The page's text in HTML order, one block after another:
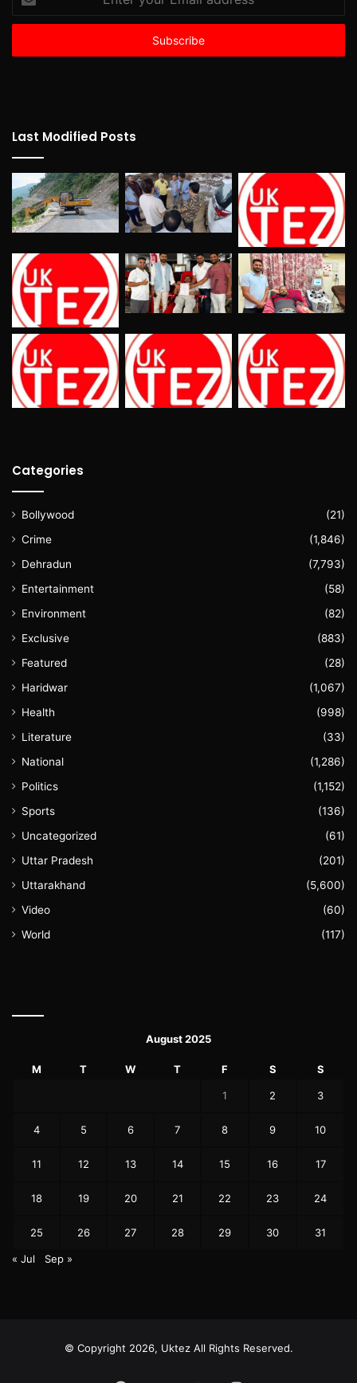
your
Email
Last Modified Posts
Categories
Bollywood
(21)
Crime
(1,846)
Dehradun
(7,793)
Entertainment
(58)
Environment
(82)
Exclusive
(883)
Featured
(28)
Haridwar
(1,067)
Health
(998)
Literature
(33)
National
(1,286)
Politics
(1,152)
Sports
(136)
Uncategorized
(61)
Uttar Pradesh
(201)
Uttarakhand
(5,600)
Video
(60)
World
(117)
August 2025
M T W T F S S
1 2 3
4 5 6 7 8 9 10
11 12 13 14 15 16 17
18 19 20 21 22 23 24
25 26 27 28 29 30 31
« Jul Sep »
© Copyright 2026, Uktez All Rights Reserved.